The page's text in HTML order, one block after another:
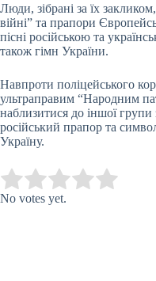
Люди, зібрані за їх
війні” та прапори
пісні російською та
також гімн України.
Навпроти поліцейського
ультраправим “Народним
наблизитися до іншої
російський прапор та
Україну.
Rate this item:
No votes yet.